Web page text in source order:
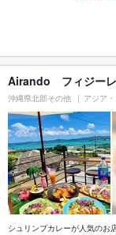
Airando フィジー
沖縄県北部その他 アジア
シュリンプカレーが人気のお